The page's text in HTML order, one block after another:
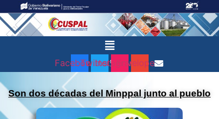
Menú
FacebookTwitterInstagram
Envelope
Son dos décadas del Minppal junto al pueblo